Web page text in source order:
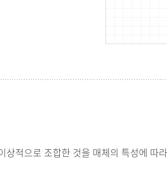
적으로 조합한 것을 매체의 특성에 따